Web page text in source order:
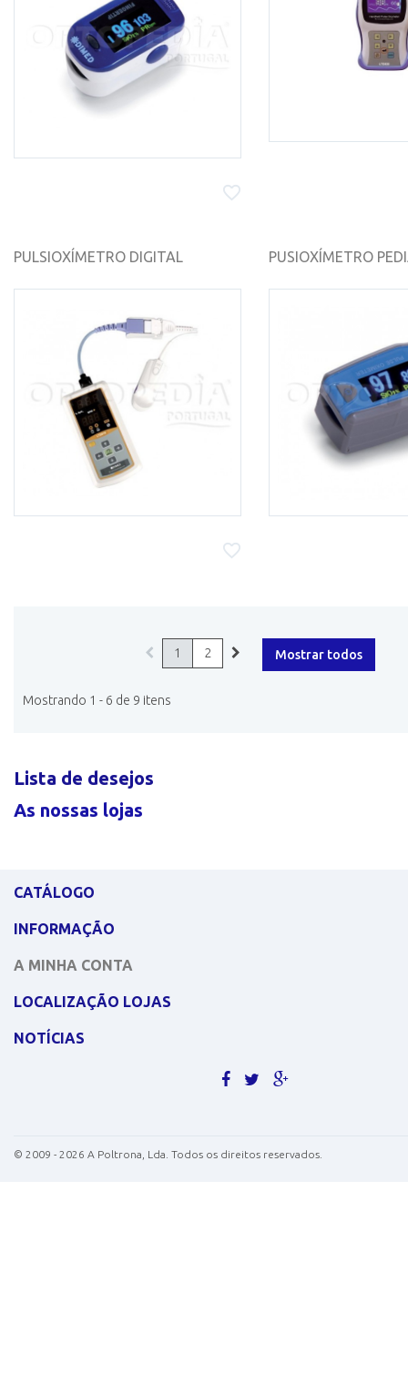
PULSIOXÍMETRO DIGITAL PUSIOXÍMETRO
Mostrar todos
1 2
Mostrando 1 - 6 de 9 itens
Lista de desejos
As nossas lojas
CATÁLOGO
INFORMAÇÃO
© 2009 - 2026 A Poltrona, Lda. Todos os direitos reservados.
A MINHA CONTA
LOCALIZAÇÃO LOJAS
NOTÍCIAS